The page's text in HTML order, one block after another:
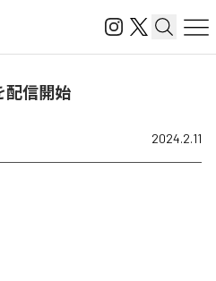
配信開始
2024.2.11